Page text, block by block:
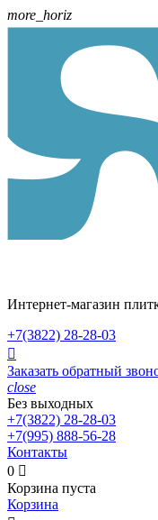
more_horiz
Интернет-магазин
+7(3822) 28-28-03

Заказать обратный
close
Без выходных
+7(3822) 28-28-03
+7(995) 888-56-28
Контакты
0 
Корзина пуста
Корзина